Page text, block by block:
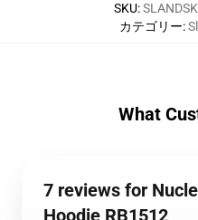
SKU:
カテゴリー:
What
7 reviews for
Hoodie RB1512